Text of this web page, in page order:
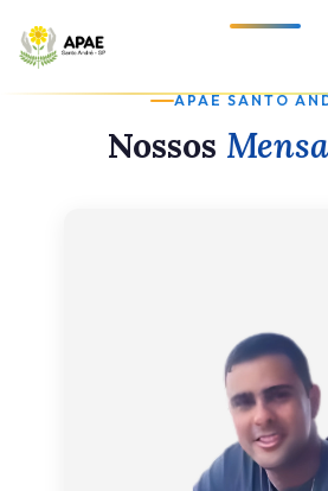
APAE SANTO
Nossos